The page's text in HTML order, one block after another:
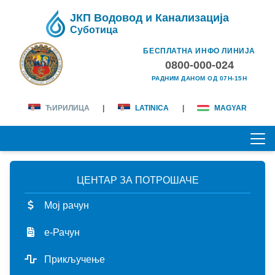
ЈКП Водовод и Канализација
Суботица
БЕСПЛАТНА ИНФО ЛИНИЈА
0800-000-024
РАДНИМ ДАНОМ ОД 07H-15H
ЋИРИЛИЦА LATINICA MAGYAR
ПОЧЕТНА
О НАМА
лична карта
КОРИСНИЦИ
ЦЕНТАР ЗА ПОТРОШАЧЕ
Мој рачун
е-Рачун
Прикључење